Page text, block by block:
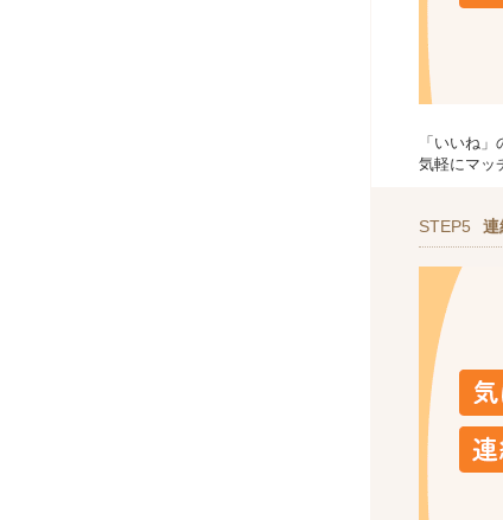
「いいね
気軽にマッ
STEP5 連